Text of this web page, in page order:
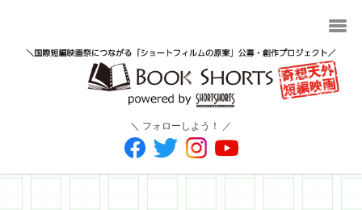
＼ フォローしよう！ ／